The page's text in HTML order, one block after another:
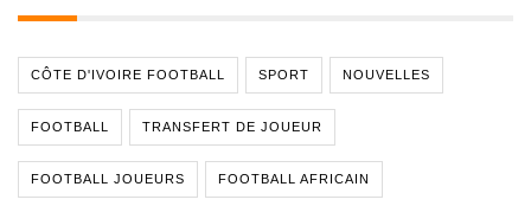
CÔTE D'IVOIRE FOOTBALL SPORT NOUVELLES
FOOTBALL TRANSFERT DE JOUEUR
FOOTBALL JOUEURS FOOTBALL AFRICAIN